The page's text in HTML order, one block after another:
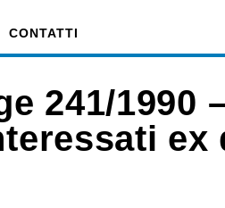
CONTATTI
241/1990
ex